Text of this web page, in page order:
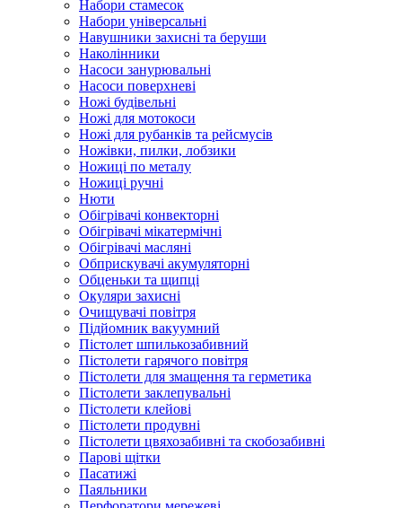
Набори стамесок
Набори універсальні
Навушники захисні та беруши
Наколінники
Насоси занурювальні
Насоси поверхневі
Ножі будівельні
Ножі для мотокоси
Ножі для рубанків та рейсмусів
Ножівки, пилки, лобзики
Ножиці по металу
Ножиці ручні
Нюти
Обігрівачі конвекторні
Обігрівачі мікатермічні
Обігрівачі масляні
Обприскувачі акумуляторні
Обценьки та щипці
Окуляри захисні
Очищувачі повітря
Підйомник вакуумний
Пістолет шпилькозабивний
Пістолети гарячого повітря
Пістолети для змащення та герметика
Пістолети заклепувальні
Пістолети клейові
Пістолети продувні
Пістолети цвяхозабивні та скобозабивні
Парові щітки
Пасатижі
Паяльники